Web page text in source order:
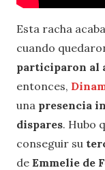
Esta racha
cuando
participaron al
entonces,
una presencia
dispares. Hubo
conseguir su
de Emmelie de